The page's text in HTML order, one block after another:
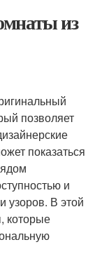
из
позволяет
показаться
и
узоров. В этой
которые